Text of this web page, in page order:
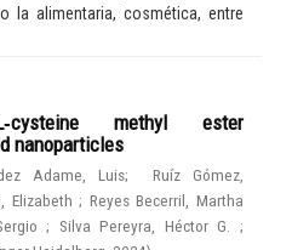
la alimentaria, cosmética, entre
methyl ester
nanoparticles
Adame, Luis;
Ruíz Gómez,
Elizabeth; Reyes Becerril, Martha
; Silva Pereyra, Héctor G.;